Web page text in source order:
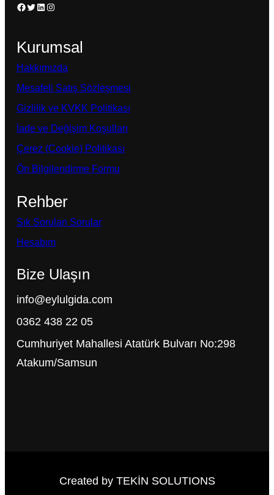
Facebook Twitter LinkedIn Instagram
Kurumsal
Hakkımızda
Mesafeli Satış Sözleşmesi
Gizlilik ve KVKK Politikası
İade ve Değişim Koşulları
Çerez (Cookie) Politikası
Ön Bilgilendirme Formu
Rehber
Sık Sorulan Sorular
Hesabım
Bize Ulaşın
info@eylulgida.com
0362 438 22 05
Cumhuriyet Mahallesi Atatürk Bulvarı No:298
Atakum/Samsun
Created by TEKİN SOLUTIONS